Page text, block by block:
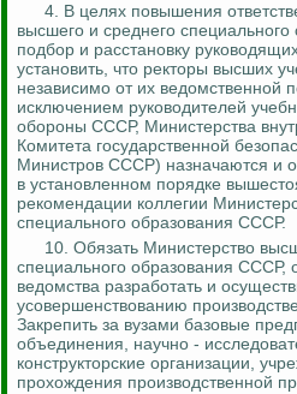
4. В целях повышения
высшего и среднего
подбор и расстановку
установить, что ректоры высших
независимо от их ведомственной
исключением руководителей
обороны СССР, Министерства
Комитета государственной
Министров СССР) назначаются и
в установленном порядке
рекомендации коллегии
специального образования СССР.
10. Обязать Министерство
специального образования СССР,
ведомства разработать и
усовершенствованию
Закрепить за вузами базовые
объединения, научно -
конструкторские организации,
прохождения производственной